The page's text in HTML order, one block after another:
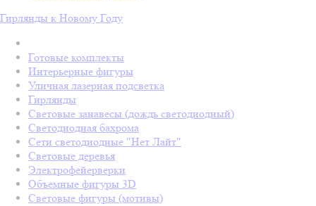
Гирлянды к Новому Году
Готовые комплекты
Интерьерные фигуры
Уличная лазерная подсветка
Гирлянды
Световые занавесы (дождь светодиодный)
Светодиодная бахрома
Сети светодиодные "Нет Лайт"
Световые деревья
Электрофейерверки
Объемные фигуры 3D
Световые фигуры (мотивы)